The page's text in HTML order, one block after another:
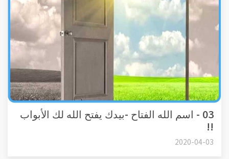
03 - اسم الله الفتاح -بيدك يفتح الله لك الأبواب
!!
2020-04-03